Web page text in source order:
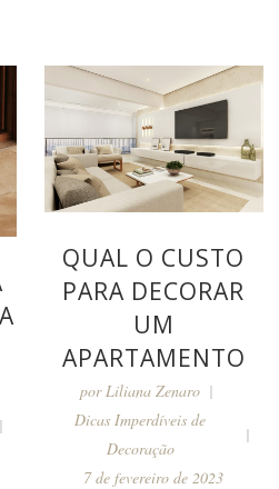
QUAL O CUSTO
PARA DECORAR
UM
APARTAMENTO
por Liliana Zenaro
Dicas Imperdíveis de
Decoração
7 de fevereiro de 2023